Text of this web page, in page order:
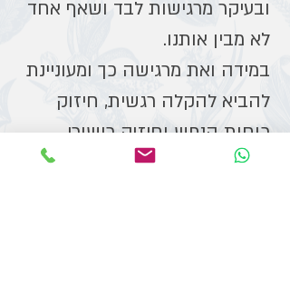
ובעיקר מרגישות לבד ושאף אחד
לא מבין אותנו.
במידה ואת מרגישה כך ומעוניינת
להביא להקלה רגשית, חיזוק
כוחות הנפש וחיזוק כישורי
ההתמודדות וההסתגלות ברמה